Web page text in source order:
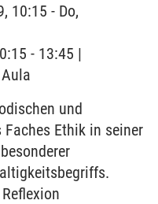
10:15 - Do,
- 13:45 |
und
Ethik in seiner